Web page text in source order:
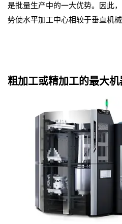
是批量生产中的一大优势。因此
势使水平加工中心相较于垂直机
粗加工或精加工的最大